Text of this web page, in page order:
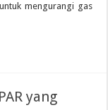
mengurangi gas
yang